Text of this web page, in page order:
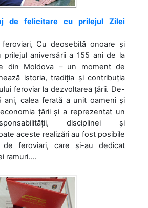
de felicitare cu prilejul Zilei
Cu deosebită onoare și
aniversării a 155 ani de la
din Moldova – un moment de
istoria, tradiția și contribuția
feroviar la dezvoltarea țării. De-
ani, calea ferată a unit oameni și
țării și a reprezentat un
disciplinei și
aceste realizări au fost posibile
de feroviari, care și-au dedicat
ramuri....